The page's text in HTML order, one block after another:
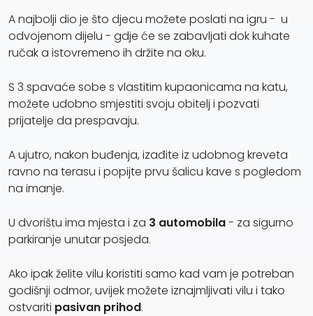
A najbolji dio je što djecu možete poslati na igru - u
odvojenom dijelu - gdje će se zabavljati dok kuhate
ručak a istovremeno ih držite na oku.
S 3 spavaće sobe s vlastitim kupaonicama na katu,
možete udobno smjestiti svoju obitelj i pozvati
prijatelje da prespavaju.
A ujutro, nakon buđenja, izađite iz udobnog kreveta
ravno na terasu i popijte prvu šalicu kave s pogledom
na imanje.
U dvorištu ima mjesta i za 3 automobila- za sigurno
parkiranje unutar posjeda.
Ako ipak želite vilu koristiti samo kad vam je potreban
godišnji odmor, uvijek možete iznajmljivati vilu i tako
ostvariti pasivan prihod.